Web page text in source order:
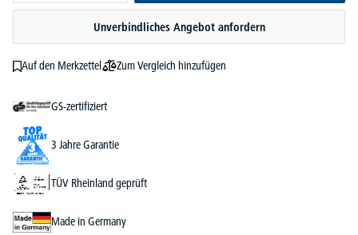
Unverbindliches Angebot anfordern
Auf den Merkzettel Zum Vergleich hinzufügen
GS-zertifiziert
3 Jahre Garantie
TÜV Rheinland geprüft
Made in Germany